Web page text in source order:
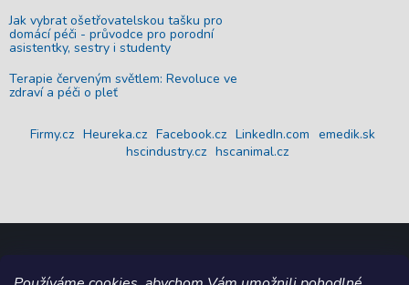
Jak vybrat ošetřovatelskou tašku pro
domácí péči - průvodce pro porodní
asistentky, sestry i studenty
Terapie červeným světlem: Revoluce ve
zdraví a péči o pleť
Firmy.cz Heureka.cz Facebook.cz LinkedIn.com emedik.sk
hscindustry.cz hscanimal.cz